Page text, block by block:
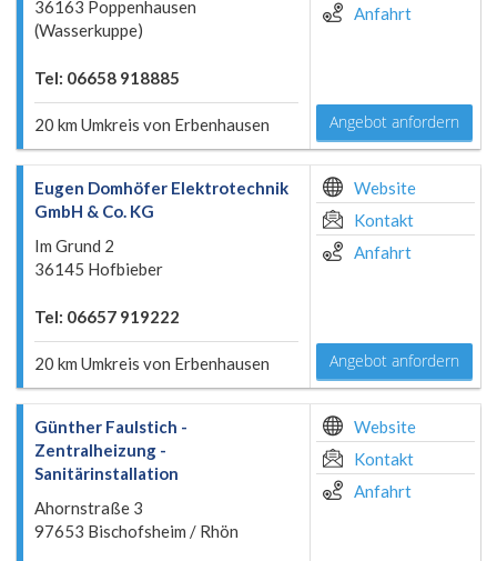
36163 Poppenhausen
(Wasserkuppe)
Tel: 06658 918885
20 km Umkreis von Erbenhausen
Anfahrt
Angebot anfordern
Eugen Domhöfer Elektrotechnik
GmbH & Co. KG
Im Grund 2
36145 Hofbieber
Tel: 06657 919222
20 km Umkreis von Erbenhausen
Website
Kontakt
Anfahrt
Angebot anfordern
Günther Faulstich -
Zentralheizung -
Sanitärinstallation
Ahornstraße 3
97653 Bischofsheim / Rhön
Website
Kontakt
Anfahrt